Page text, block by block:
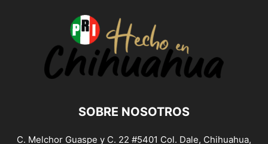
SOBRE NOSOTROS
C. Melchor Guaspe y C. 22 #5401 Col. Dale, Chihuahua,